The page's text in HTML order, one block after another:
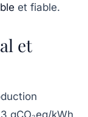
et fiable.
et
gCO₂eq/kWh,